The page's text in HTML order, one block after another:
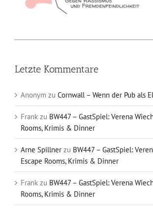
Letzte Kommentare
Anonym zu Cornwall – Wenn der Pub als
Frank zu BW447 – GastSpiel: Verena
Rooms, Krimis & Dinner
Arne Spillner zu BW447 – GastSpiel:
Escape Rooms, Krimis & Dinner
Frank zu BW447 – GastSpiel: Verena
Rooms, Krimis & Dinner